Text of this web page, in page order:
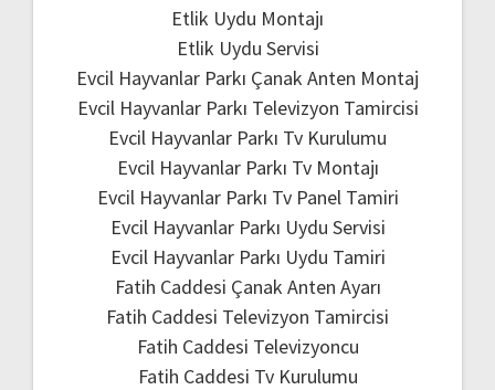
Etlik Uydu Montajı
Etlik Uydu Servisi
Evcil Hayvanlar Parkı Çanak Anten Montaj
Evcil Hayvanlar Parkı Televizyon Tamircisi
Evcil Hayvanlar Parkı Tv Kurulumu
Evcil Hayvanlar Parkı Tv Montajı
Evcil Hayvanlar Parkı Tv Panel Tamiri
Evcil Hayvanlar Parkı Uydu Servisi
Evcil Hayvanlar Parkı Uydu Tamiri
Fatih Caddesi Çanak Anten Ayarı
Fatih Caddesi Televizyon Tamircisi
Fatih Caddesi Televizyoncu
Fatih Caddesi Tv Kurulumu